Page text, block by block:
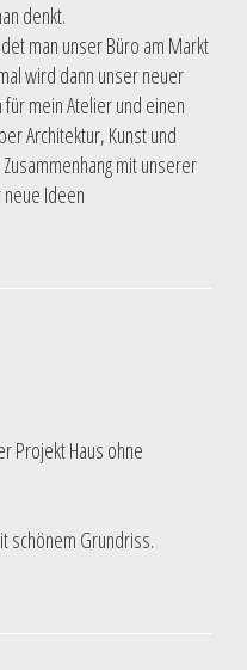
denkt.
man unser Büro am Markt
wird dann unser neuer
mein Atelier und einen
Architektur, Kunst und
mit unserer
Ideen
Projekt Haus ohne
schönem Grundriss.